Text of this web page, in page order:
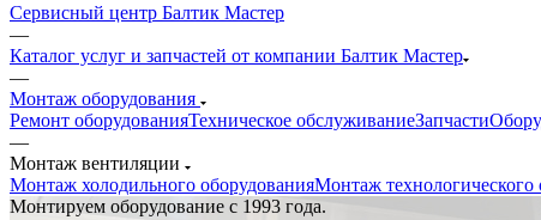
Сервисный центр Балтик Мастер
—
Каталог услуг и запчастей от компании Балтик Мастер
—
Монтаж оборудования
Ремонт оборудованияТехническое обслуживаниеЗапчасти
—
Монтаж вентиляции
Монтаж холодильного оборудованияМонтаж технологического
Монтируем оборудование с 1993 года.